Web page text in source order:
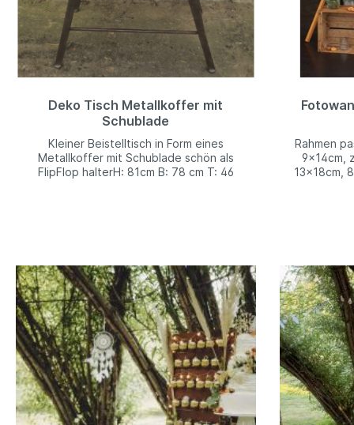
Deko Tisch Metallkoffer mit
Schublade
Kleiner Beistelltisch in Form eines
Metallkoffer mit Schublade schön als
FlipFlop halterH: 81cm B: 78 cm T: 46
Rahmen
9x14cm,
13x18cm,